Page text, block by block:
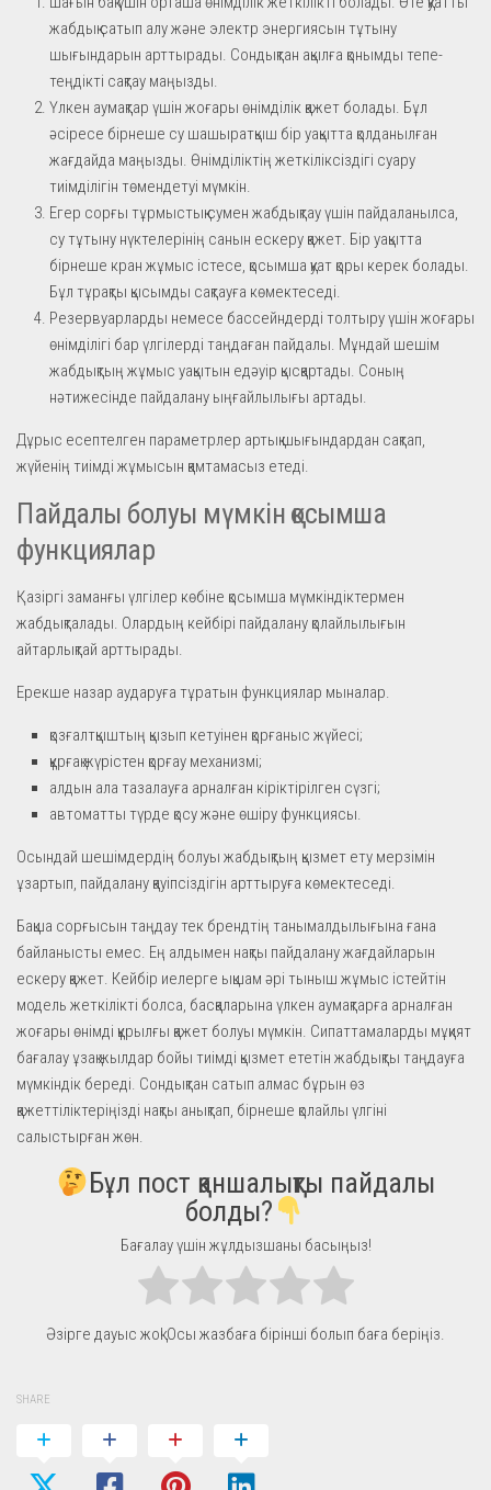
жабдық сатып алу және электр энергиясын тұтыну
шығындарын арттырады. Сондықтан ақылға қонымды тепе-
теңдікті сақтау маңызды.
Үлкен аумақтар үшін жоғары өнімділік қажет болады. Бұл
әсіресе бірнеше су шашыратқыш бір уақытта қолданылған
жағдайда маңызды. Өнімділіктің жеткіліксіздігі суару
тиімділігін төмендетуі мүмкін.
Егер сорғы тұрмыстық сумен жабдықтау үшін пайдаланылса,
су тұтыну нүктелерінің санын ескеру қажет. Бір уақытта
бірнеше кран жұмыс істесе, қосымша қуат қоры керек болады.
Бұл тұрақты қысымды сақтауға көмектеседі.
Резервуарларды немесе бассейндерді толтыру үшін жоғары
өнімділігі бар үлгілерді таңдаған пайдалы. Мұндай шешім
жабдықтың жұмыс уақытын едәуір қысқартады. Соның
нәтижесінде пайдалану ыңғайлылығы артады.
Дұрыс есептелген параметрлер артық шығындардан сақтап,
жүйенің тиімді жұмысын қамтамасыз етеді.
Пайдалы болуы мүмкін қосымша
функциялар
Қазіргі заманғы үлгілер көбіне қосымша мүмкіндіктермен
жабдықталады. Олардың кейбірі пайдалану қолайлылығын
айтарлықтай арттырады.
Ерекше назар аударуға тұратын функциялар мыналар.
қозғалтқыштың қызып кетуінен қорғаныс жүйесі;
құрғақ жүрістен қорғау механизмі;
алдын ала тазалауға арналған кіріктірілген сүзгі;
автоматты түрде қосу және өшіру функциясы.
Осындай шешімдердің болуы жабдықтың қызмет ету мерзімін
ұзартып, пайдалану қауіпсіздігін арттыруға көмектеседі.
Бақша сорғысын таңдау тек брендтің танымалдылығына ғана
байланысты емес. Ең алдымен нақты пайдалану жағдайларын
ескеру қажет. Кейбір иелерге ықшам әрі тыныш жұмыс істейтін
модель жеткілікті болса, басқаларына үлкен аумақтарға арналған
жоғары өнімді құрылғы қажет болуы мүмкін. Сипаттамаларды мұқият
бағалау ұзақ жылдар бойы тиімді қызмет ететін жабдықты таңдауға
мүмкіндік береді. Сондықтан сатып алмас бұрын өз
қажеттіліктеріңізді нақты анықтап, бірнеше қолайлы үлгіні
салыстырған жөн.
Бұл пост қаншалықты пайдалы
болды?
Бағалау үшін жұлдызшаны басыңыз!
Әзірге дауыс жоқ! Осы жазбаға бірінші болып баға беріңіз.
SHARE